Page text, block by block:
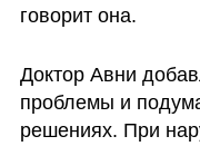
говорит она.
Доктор Авни
проблемы и
решениях. При